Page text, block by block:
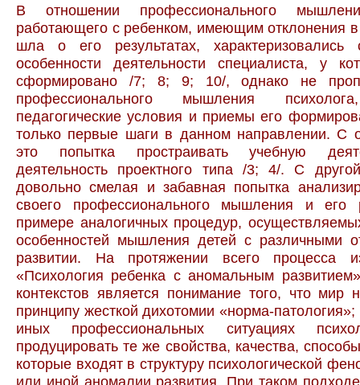
В отношении профессионального
работающего с ребенком, имеющим отклонения в
шла о его результатах, характеризовались
особенности деятельности специалиста, у
сформировано /7; 8; 9; 10/, однако не
профессионального мышления
педагогические условия и приемы его
только первые шаги в данном направлении. С
это попытка простраивать учебную
деятельность проектного типа /3; 4/. С
довольно смелая и забавная попытка
своего профессионального мышления и его
примере аналогичных процедур,
особенностей мышления детей с различными
развитии. На протяжении всего процесса
«Психология ребенка с аномальным
контекстов является понимание того, что мир
принципу жесткой дихотомии «норма-
иных профессиональных ситуациях
продуцировать те же свойства, качества,
которые входят в структуру психологической
или иной аномалии развития. При таком